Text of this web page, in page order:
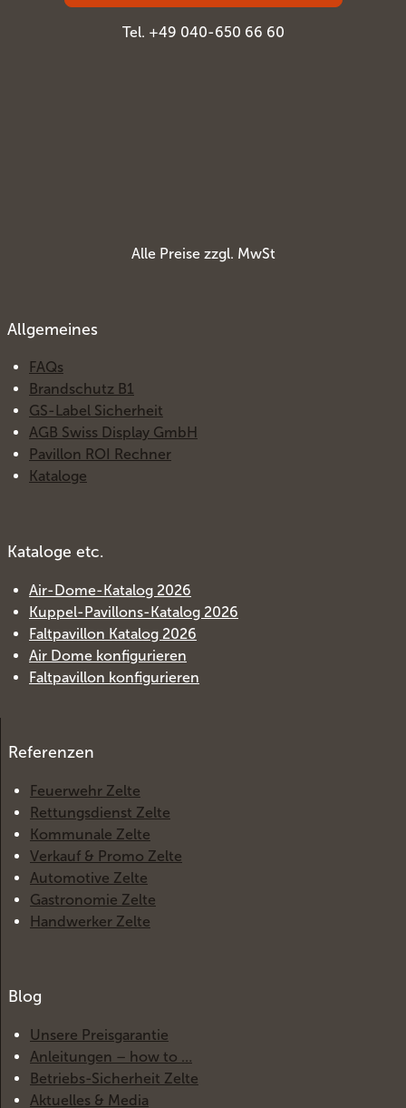
Tel. +49 040-650 66 60
Alle Preise zzgl. MwSt
Allgemeines
FAQs
Brandschutz B1
GS-Label Sicherheit
AGB Swiss Display GmbH
Pavillon ROI Rechner
Kataloge
Kataloge etc.
Air-Dome-Katalog 2026
Kuppel-Pavillons-Katalog 2026
Faltpavillon Katalog 2026
Air Dome konfigurieren
Faltpavillon konfigurieren
Referenzen
Feuerwehr Zelte
Rettungsdienst Zelte
Kommunale Zelte
Verkauf & Promo Zelte
Automotive Zelte
Gastronomie Zelte
Handwerker Zelte
Blog
Unsere Preisgarantie
Anleitungen – how to …
Betriebs-Sicherheit Zelte
Aktuelles & Media